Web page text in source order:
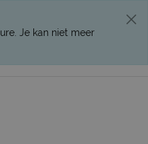
Je kan niet meer